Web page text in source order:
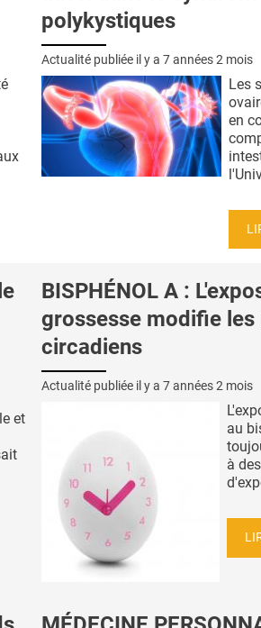
polykystiques
Actualité publiée il y a 7 années 2 mois
Les
en
et
BISPHÉNOL A :
grossesse modifie les
circadiens
Actualité publiée il y a 7 années 2 mois
au
à